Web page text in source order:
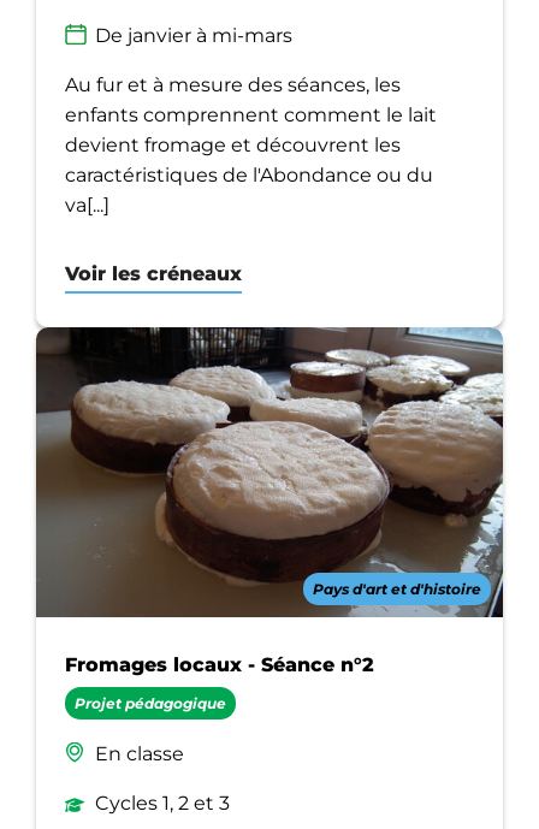
De janvier à mi-mars
Au fur et à mesure des séances, les
enfants comprennent comment le lait
devient fromage et découvrent les
caractéristiques de l'Abondance ou du
va[...]
Voir les créneaux
Fromages locaux - Séance n°2
Projet pédagogique
En classe
Cycles 1, 2 et 3
Pays d'art et d'histoire